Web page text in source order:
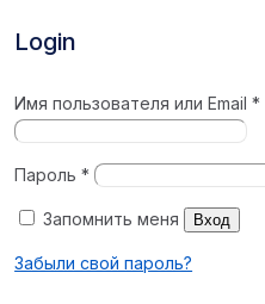
Login
Имя пользователя или Email*
Пароль*
Запомнить меня Вход
Забыли свой пароль?